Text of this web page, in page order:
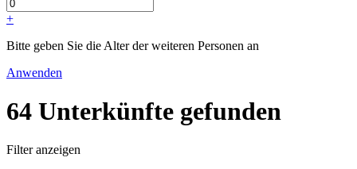
+
Bitte geben Sie die Alter der weiteren Personen an
Anwenden
64 Unterkünfte gefunden
Filter anzeigen